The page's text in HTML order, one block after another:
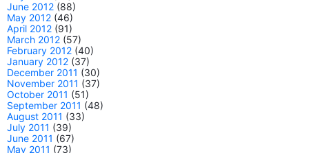
June 2012 (88)
May 2012 (46)
April 2012 (91)
March 2012 (57)
February 2012 (40)
January 2012 (37)
December 2011 (30)
November 2011 (37)
October 2011 (51)
September 2011 (48)
August 2011 (33)
July 2011 (39)
June 2011 (67)
May 2011 (73)